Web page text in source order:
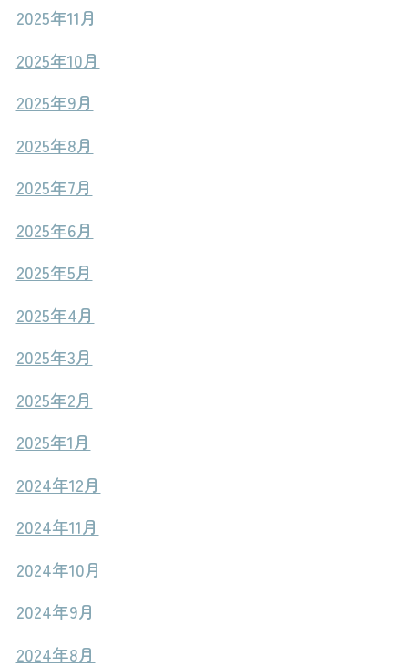
2025年11月
2025年10月
2025年9月
2025年8月
2025年7月
2025年6月
2025年5月
2025年4月
2025年3月
2025年2月
2025年1月
2024年12月
2024年11月
2024年10月
2024年9月
2024年8月